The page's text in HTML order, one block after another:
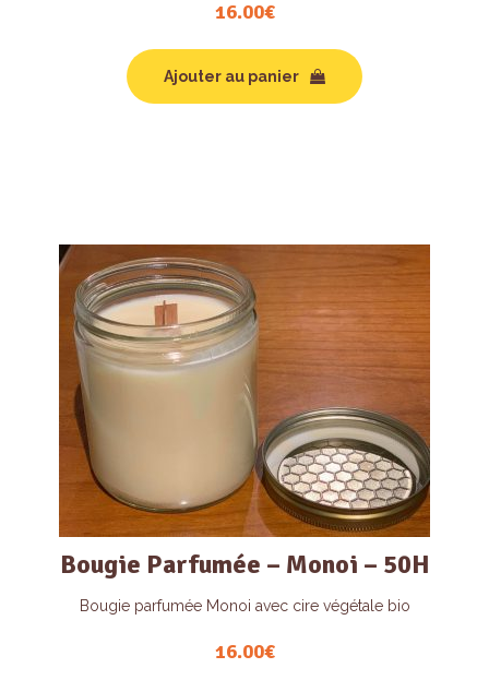
16.00€
Ajouter au panier
Bougie Parfumée – Monoi – 50H
Bougie parfumée Monoi avec cire végétale bio
16.00€